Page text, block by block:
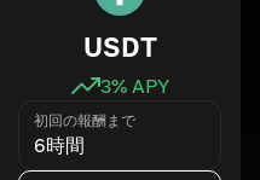
USDT
3% APY
初回の報酬まで
6時間